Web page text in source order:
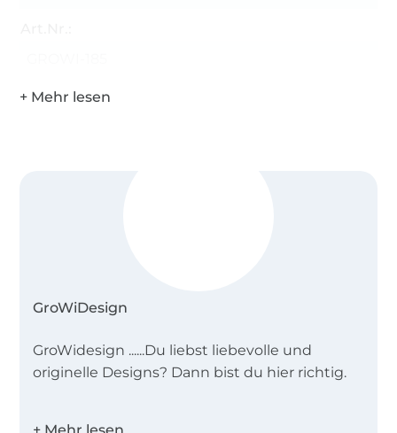
GroWiDesign
GroWidesign ......Du liebst liebevolle und
originelle Designs? Dann bist du hier richtig.